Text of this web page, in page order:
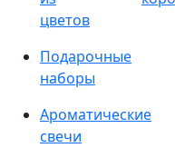
цветов
Подарочные
наборы
Ароматические
свечи